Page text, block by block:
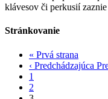
klávesov či perkusií
Stránkovanie
« Prvá strana
‹ Predchádzajúca
1
2